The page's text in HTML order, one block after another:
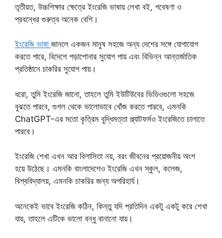
তৃতীয়ত, উচ্চশিক্ষার ক্ষেত্রে ইংরেজি ভাষায় লেখা বই, গবেষণা ও
প্রবন্ধের গুরুত্ব অনেক বেশি।
ইংরেজি ভাষা জানলে একজন মানুষ সহজে অন্য দেশের সঙ্গে যোগাযোগ
করতে পারে, বিদেশে পড়াশোনার সুযোগ পায় এবং বিভিন্ন আন্তর্জাতিক
প্রতিষ্ঠানে চাকরির সুযোগ পায়।
ধরো, তুমি ইংরেজি জানো, তাহলে তুমি ইউটিউবের ভিডিওগুলো সহজে
বুঝতে পারবে, গুগল থেকে ভালোভাবে খোঁজ করতে পারবে, এমনকি
ChatGPT-এর মতো কৃত্রিম বুদ্ধিমত্তা প্ল্যাটফর্মও ইংরেজিতে চালাতে
পারবে।
ইংরেজি শেখা এখন আর বিলাসিতা নয়, বরং জীবনের প্রয়োজনীয় অংশ
হয়ে উঠেছে। এমনকি বাংলাদেশেও ইংরেজি এখন স্কুল, কলেজ,
বিশ্ববিদ্যালয়, এমনকি চাকরির জন্য অপরিহার্য।
অনেকেই ভাবে ইংরেজি কঠিন, কিন্তু যদি প্রতিদিন একটু একটু করে শেখা
যায়, তাহলে এটিকে ভালো বন্ধু বানানো যায়।